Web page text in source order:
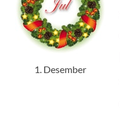
1. Desember